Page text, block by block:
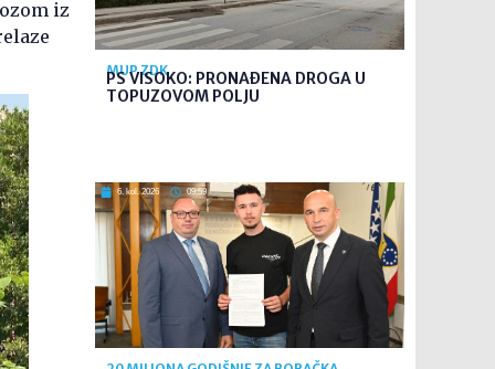
iz
MUP ZDK
PS VISOKO: PRONAĐENA DROGA U
TOPUZOVOM POLJU
6. kol. 2026 09:59